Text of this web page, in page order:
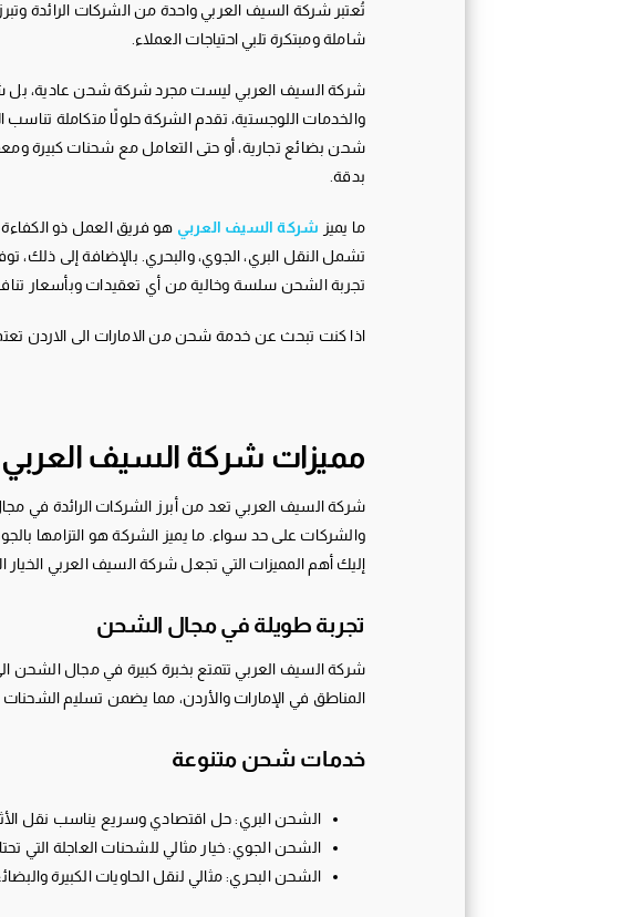
تُعتبر شركة السيف العربي واحدة من الشركات الرائدة
شاملة ومبتكرة تلبي احتياجات العملاء.
شركة السيف العربي ليست مجرد شركة شحن عادية، بل
والخدمات اللوجستية، تقدم الشركة حلولًا متكاملة
شحن بضائع تجارية، أو حتى التعامل مع شحنات كبيرة
بدقة.
ما يميز شركة السيف العربي هو فريق العمل ذو الكفاءة
تشمل النقل البري، الجوي، والبحري. بالإضافة إلى ذلك،
تجربة الشحن سلسة وخالية من أي تعقيدات وبأسعار
اذا كنت تبحث عن خدمة شحن من الامارات الى الاردن
مميزات شركة السيف العربي
شركة السيف العربي تعد من أبرز الشركات الرائدة في
والشركات على حد سواء. ما يميز الشركة هو التزامها
إليك أهم المميزات التي تجعل شركة السيف العربي الخيار
تجربة طويلة في مجال الشحن
شركة السيف العربي تتمتع بخبرة كبيرة في مجال الشحن
المناطق في الإمارات والأردن، مما يضمن تسليم
خدمات شحن متنوعة
الشحن البري: حل اقتصادي وسريع يناسب نقل
الشحن الجوي: خيار مثالي للشحنات العاجلة التي
الشحن البحري: مثالي لنقل الحاويات الكبيرة